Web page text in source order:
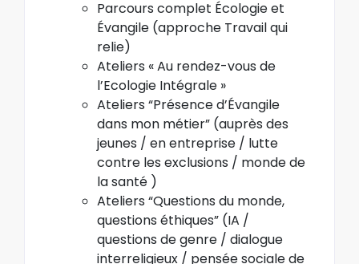
Parcours complet Écologie et
Évangile (approche Travail qui
relie)
Ateliers « Au rendez-vous de
l’Ecologie Intégrale »
Ateliers “Présence d’Évangile
dans mon métier” (auprès des
jeunes / en entreprise / lutte
contre les exclusions / monde de
la santé )
Ateliers “Questions du monde,
questions éthiques” (IA /
questions de genre / dialogue
interreligieux / pensée sociale de